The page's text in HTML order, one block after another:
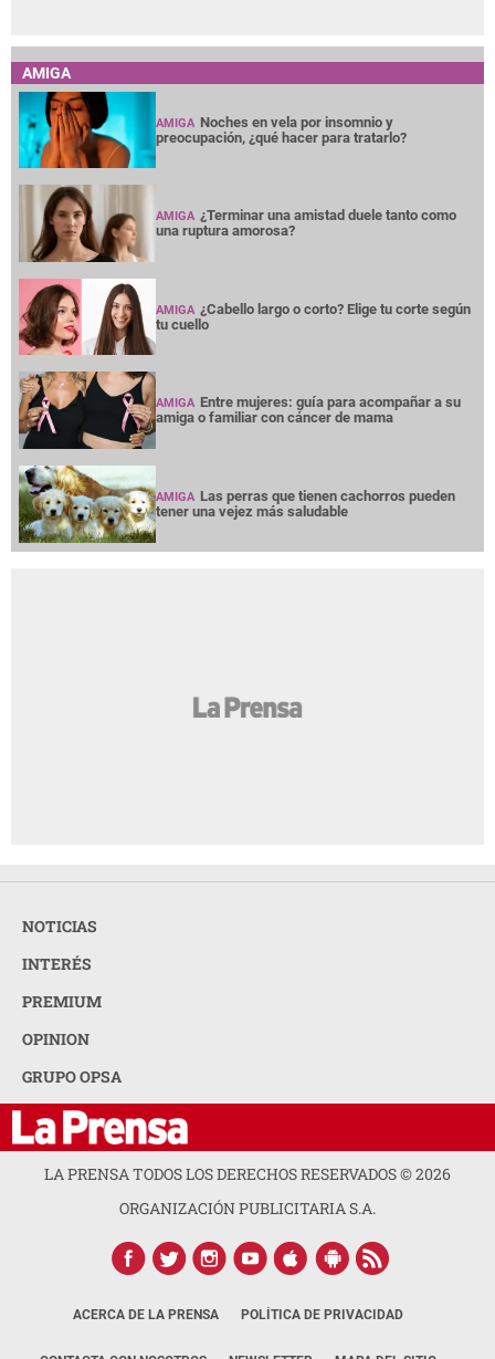
AMIGA
AMIGA Noches en vela por insomnio y
preocupación, ¿qué hacer para tratarlo?
AMIGA ¿Terminar una amistad duele tanto como
una ruptura amorosa?
AMIGA ¿Cabello largo o corto? Elige tu corte según
tu cuello
AMIGA Entre mujeres: guía para acompañar a su
amiga o familiar con cáncer de mama
AMIGA Las perras que tienen cachorros pueden
tener una vejez más saludable
NOTICIAS
INTERÉS
PREMIUM
OPINION
GRUPO OPSA
LA PRENSA TODOS LOS DERECHOS RESERVADOS ©2026
ORGANIZACIÓN PUBLICITARIA S.A.
ACERCA DE LA PRENSA POLÍTICA DE PRIVACIDAD